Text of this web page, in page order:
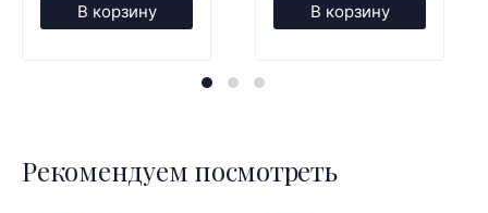
В корзину В корзину
Рекомендуем посмотреть